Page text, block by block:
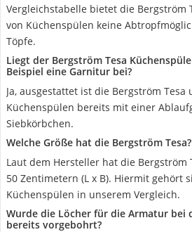
Vergleichstabelle bietet die Bergström
von Küchenspülen keine
Töpfe.
Liegt der Bergström Tesa
Beispiel eine Garnitur bei?
Ja, ausgestattet ist die Bergström Tesa
Küchenspülen bereits mit einer
Siebkörbchen.
Welche Größe hat die Bergström Tesa?
Laut dem Hersteller hat die Bergström
50 Zentimetern (L x B). Hiermit gehört
Küchenspülen in unserem Vergleich.
Wurde die Löcher für die Armatur bei
bereits vorgebohrt?